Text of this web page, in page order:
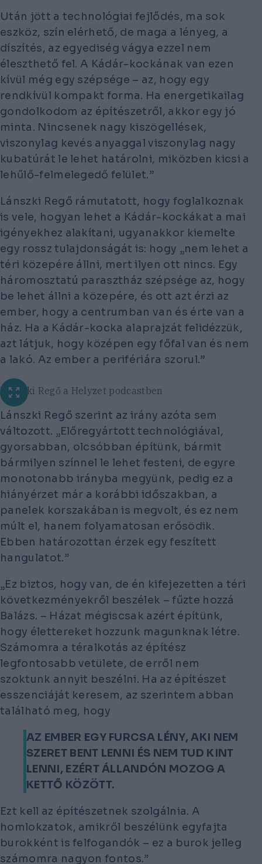
Után jött a technológiai fejlődés, ma sok
eszköz, szín elérhető, de maga a lényeg, a
díszítés, az egyediség vágya ezzel nem
éleszthető fel. A Kádár-kockának van ezen
kívül még egy szépsége – az, hogy egy
rendkívül kompakt forma. Ha energetikailag
gondolkodom az építészetről, akkor egy jó
minta. Nincsenek nagy kiszögellések,
viszonylag kevés anyaggal viszonylag nagy
kubatúrát le lehet határolni, miközben kicsi a
lehűlő-felmelegedő felület.”
Lánszki Regő rámutatott, hogy foglalkoznak
is vele, hogyan lehet a Kádár-kockákat a mai
igényekhez alakítani, ugyanakkor kiemelte
egy rossz tulajdonságát is: hogy „nem lehet a
téri közepére állni, mert ilyen ott nincs. Egy
háromosztatú parasztház szépsége az, hogy
be lehet állni a közepére, és ott azt érzi az
ember, hogy a centrumban van és érte van a
ház. Ha a Kádár-kocka alaprajzát felidézzük,
azt látjuk, hogy középen egy főfal van és nem
a lakó. Az ember a perifériára szorul.”
Lánszki Regő a Helyzet podcastben
Lánszki Regő szerint az irány azóta sem
változott. „Előregyártott technológiával,
gyorsabban, olcsóbban építünk, bármit
bármilyen színnel le lehet festeni, de egyre
monotonabb irányba megyünk, pedig ez a
hiányérzet már a korábbi időszakban, a
panelek korszakában is megvolt, és ez nem
múlt el, hanem folyamatosan erősödik.
Ebben határozottan érzek egy feszített
hangulatot.”
„Ez biztos, hogy van, de én kifejezetten a téri
következményekről beszélek – fűzte hozzá
Balázs. – Házat mégiscsak azért építünk,
hogy élettereket hozzunk magunknak létre.
Számomra a téralkotás az építész
legfontosabb vetülete, de erről nem
szoktunk annyit beszélni. Ha az építészet
esszenciáját keresem, az szerintem abban
található meg, hogy
AZ EMBER EGY FURCSA LÉNY, AKI NEM
SZERET BENT LENNI ÉS NEM TUD KINT
LENNI, EZÉRT ÁLLANDÓN MOZOG A
KETTŐ KÖZÖTT.
Ezt kell az építészetnek szolgálnia. A
homlokzatok, amikről beszélünk egyfajta
burokként is felfogandók – ez a burok jelleg
számomra nagyon fontos.”